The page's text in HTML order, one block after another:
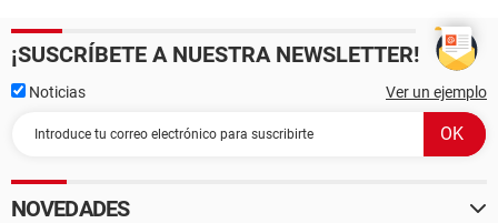
¡SUSCRÍBETE A NUESTRA NEWSLETTER!
Noticias Ver un ejemplo
NOVEDADES